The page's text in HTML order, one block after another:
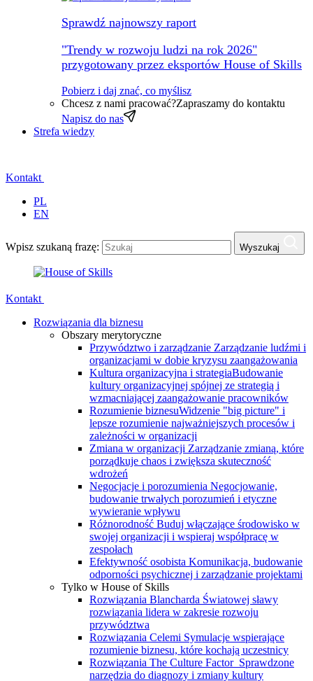
Sprawdź najnowszy raport
"Trendy w rozwoju ludzi na rok 2026"
przygotowany przez eksportów House of Skills
Pobierz i daj znać, co myślisz
Chcesz z nami pracować?Zapraszamy do kontaktu
Napisz do nas
Strefa wiedzy
Kontakt
PL
EN
Wpisz szukaną frazę: Wyszukaj
Kontakt
Rozwiązania dla biznesu
Obszary merytoryczne
Przywództwo i zarządzanie Zarządzanie ludźmi i
organizacjami w dobie kryzysu zaangażowania
Kultura organizacyjna i strategiaBudowanie
kultury organizacyjnej spójnej ze strategią i
wzmacniającej zaangażowanie pracowników
Rozumienie biznesuWidzenie "big picture" i
lepsze rozumienie najważniejszych procesów i
zależności w organizacji
Zmiana w organizacji Zarządzanie zmianą, które
porządkuje chaos i zwiększa skuteczność
wdrożeń
Negocjacje i porozumienia Negocjowanie,
budowanie trwałych porozumień i etyczne
wywieranie wpływu
Różnorodność Buduj włączające środowisko w
swojej organizacji i wspieraj współpracę w
zespołach
Efektywność osobista Komunikacja, budowanie
odporności psychicznej i zarządzanie projektami
Tylko w House of Skills
Rozwiązania Blancharda Światowej sławy
rozwiązania lidera w zakresie rozwoju
przywództwa
Rozwiązania Celemi Symulacje wspierające
rozumienie biznesu, które kochają uczestnicy
Rozwiązania The Culture Factor Sprawdzone
narzędzia do diagnozy i zmiany kultury